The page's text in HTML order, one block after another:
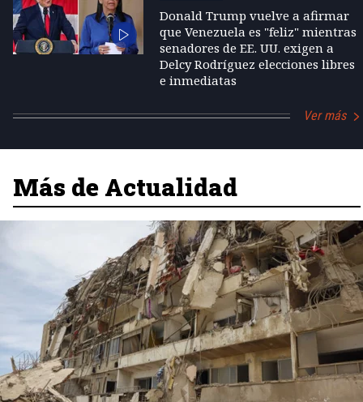
Donald Trump vuelve a afirmar
que Venezuela es "feliz" mientras
senadores de EE. UU. exigen a
Delcy Rodríguez elecciones libres
e inmediatas
Ver más
Más de Actualidad